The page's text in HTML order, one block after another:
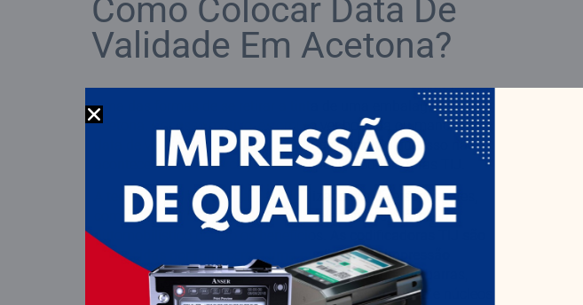
Como Colocar Data De
Validade Em Acetona?
Uma das formas de se retirar a tinta de uma embalagem é com
acetona. Por esse motivo, é comum ver borrada ou manchada a
data de validade na embalagem da acetona. Só que isso não
acontece com as marcações feitas pelas codificadoras TIJ.
A tecnologia TIJ é amplamente utilizada em diversos setores,
como: alimentício, farmacêutico, de eletrônicos e também
automobilístico devido os benefícios.
conhecidas por fornecerem uma qualidade de impressão
excepcional.Elas podem imprimir textos, códigos de barras,
logotipos e até mesmo imagens com resolução nítida e núcleos